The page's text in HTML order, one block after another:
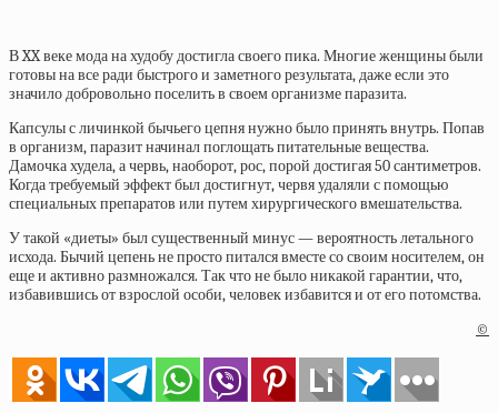
В XX веке мода на худобу достигла своего пика. Многие женщины были
готовы на все ради быстрого и заметного результата, даже если это
значило добровольно поселить в своем организме паразита.
Капсулы с личинкой бычьего цепня нужно было принять внутрь. Попав
в организм, паразит начинал поглощать питательные вещества.
Дамочка худела, а червь, наоборот, рос, порой достигая 50 сантиметров.
Когда требуемый эффект был достигнут, червя удаляли с помощью
специальных препаратов или путем хирургического вмешательства.
У такой «диеты» был существенный минус — вероятность летального
исхода. Бычий цепень не просто питался вместе со своим носителем, он
еще и активно размножался. Так что не было никакой гарантии, что,
избавившись от взрослой особи, человек избавится и от его потомства.
©